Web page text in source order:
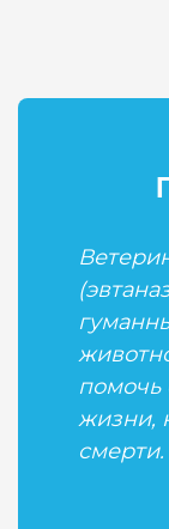
помочь
жизни,
смерти.